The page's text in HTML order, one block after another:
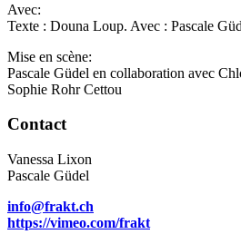
Avec:
Texte : Douna Loup. Avec : Pascale
Mise en scène:
Pascale Güdel en collaboration avec
Sophie Rohr Cettou
Contact
Vanessa Lixon
Pascale Güdel
info@frakt.ch
https://vimeo.com/frakt